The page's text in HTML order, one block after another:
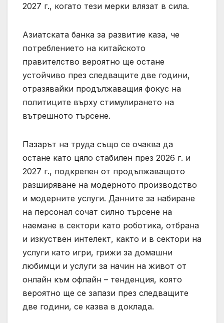
2027 г., когато тези мерки влязат в сила.
Азиатската банка за развитие каза, че
потреблението на китайското
правителство вероятно ще остане
устойчиво през следващите две години,
отразявайки продължаващия фокус на
политиците върху стимулирането на
вътрешното търсене.
Пазарът на труда също се очаква да
остане като цяло стабилен през 2026 г. и
2027 г., подкрепен от продължаващото
разширяване на модерното производство
и модерните услуги. Данните за набиране
на персонал сочат силно търсене на
наемане в сектори като роботика, отбрана
и изкуствен интелект, както и в сектори на
услуги като игри, грижи за домашни
любимци и услуги за начин на живот от
онлайн към офлайн – тенденция, която
вероятно ще се запази през следващите
две години, се казва в доклада.